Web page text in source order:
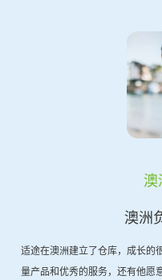
澳
澳洲
适途在澳洲建立了仓库，成长的
量产品和优秀的服务，还有他愿